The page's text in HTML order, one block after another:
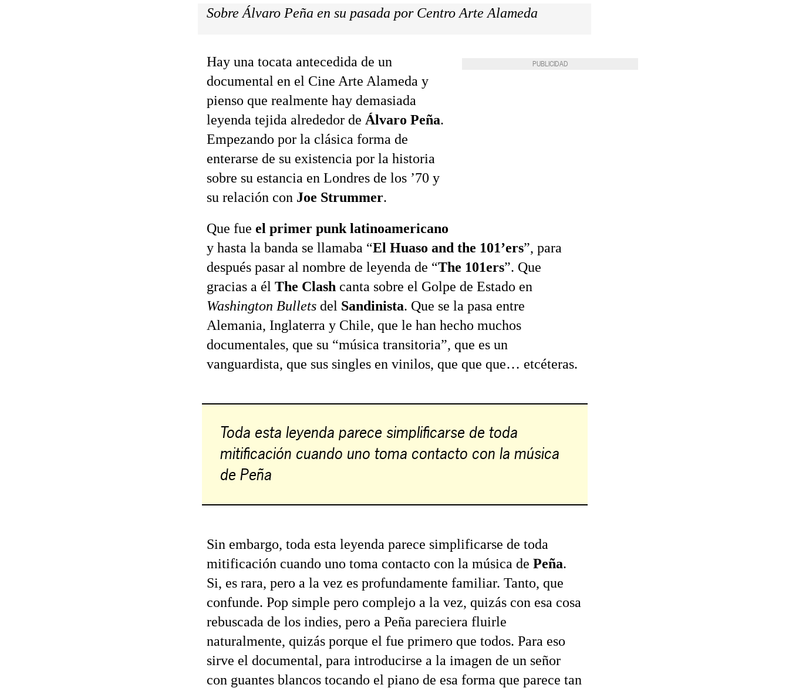
Sobre Álvaro Peña en su pasada por Centro Arte Alameda
PUBLICIDAD
Hay una tocata antecedida de un
documental en el Cine Arte Alameda y
pienso que realmente hay demasiada
leyenda tejida alrededor de Álvaro Peña.
Empezando por la clásica forma de
enterarse de su existencia por la historia
sobre su estancia en Londres de los ’70 y
su relación con Joe Strummer.
Que fue el primer punk latinoamericano
y hasta la banda se llamaba “El Huaso and the 101’ers”, para
después pasar al nombre de leyenda de “The 101ers”. Que
gracias a él The Clash canta sobre el Golpe de Estado en
Washington Bullets del Sandinista. Que se la pasa entre
Alemania, Inglaterra y Chile, que le han hecho muchos
documentales, que su “música transitoria”, que es un
vanguardista, que sus singles en vinilos, que que que… etcéteras.
Toda esta leyenda parece simplificarse de toda
mitificación cuando uno toma contacto con la música
de Peña
Sin embargo, toda esta leyenda parece simplificarse de toda
mitificación cuando uno toma contacto con la música de Peña.
Si, es rara, pero a la vez es profundamente familiar. Tanto, que
confunde. Pop simple pero complejo a la vez, quizás con esa cosa
rebuscada de los indies, pero a Peña pareciera fluirle
naturalmente, quizás porque el fue primero que todos. Para eso
sirve el documental, para introducirse a la imagen de un señor
con guantes blancos tocando el piano de esa forma que parece tan